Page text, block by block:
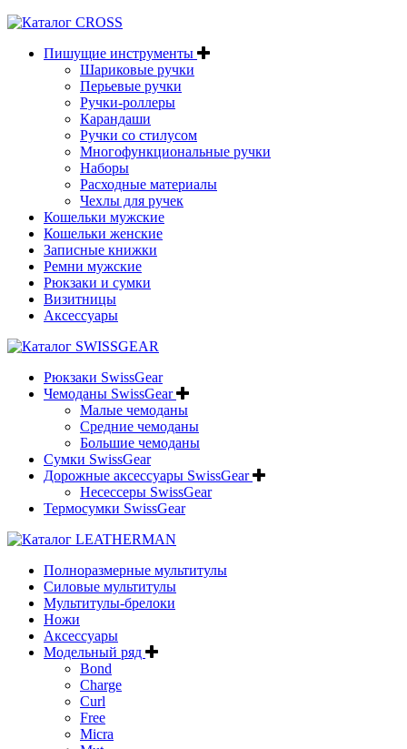
Пишущие инструменты
Шариковые ручки
Перьевые ручки
Ручки-роллеры
Карандаши
Ручки со стилусом
Многофункциональные ручки
Наборы
Расходные материалы
Чехлы для ручек
Кошельки мужские
Кошельки женские
Записные книжки
Ремни мужские
Рюкзаки и сумки
Визитницы
Аксессуары
Рюкзаки SwissGear
Чемоданы SwissGear
Малые чемоданы
Средние чемоданы
Большие чемоданы
Сумки SwissGear
Дорожные аксессуары SwissGear
Несессеры SwissGear
Термосумки SwissGear
Полноразмерные мультитулы
Силовые мультитулы
Мультитулы-брелоки
Ножи
Аксессуары
Модельный ряд
Bond
Charge
Curl
Free
Micra